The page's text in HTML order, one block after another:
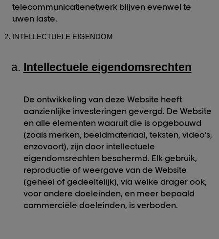
telecommunicatienetwerk blijven evenwel te
uwen laste.
INTELLECTUELE EIGENDOM
Intellectuele eigendomsrechten
De ontwikkeling van deze Website heeft
aanzienlijke investeringen gevergd. De Website
en alle elementen waaruit die is opgebouwd
(zoals merken, beeldmateriaal, teksten, video’s,
enzovoort), zijn door intellectuele
eigendomsrechten beschermd. Elk gebruik,
reproductie of weergave van de Website
(geheel of gedeeltelijk), via welke drager ook,
voor andere doeleinden, en meer bepaald
commerciële doeleinden, is verboden.